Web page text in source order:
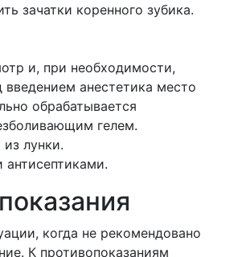
зачатки коренного зубика.
и, при необходимости,
введением анестетика место
обрабатывается
гелем.
из лунки.
антисептиками.
когда не рекомендовано
К противопоказаниям